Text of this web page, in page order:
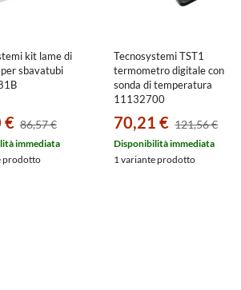
kit lame di
sbavatubi
€ 86,57 €
immediata
prodotto
Tecnosystemi TST1
termometro digitale con
sonda di temperatura
11132700
70,21 € 121,56 €
Disponibilità immediata
1 variante prodotto